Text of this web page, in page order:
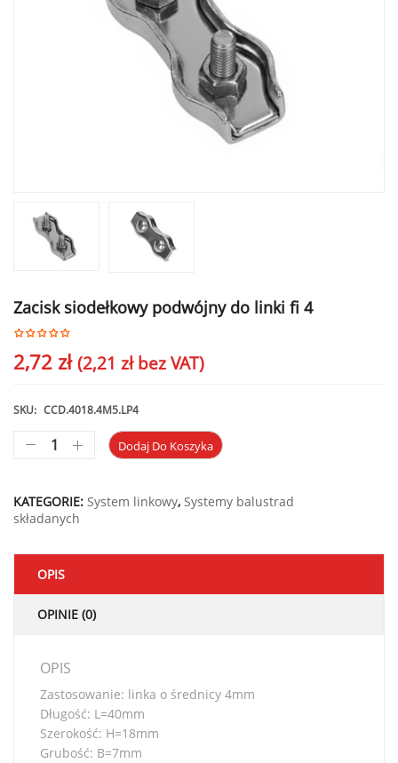
Zacisk siodełkowy podwójny do linki fi 4
2,72 zł (2,21 złbez VAT)
SKU: CCD.4018.4M5.LP4
Dodaj Do Koszyka
KATEGORIE: System linkowy, Systemy balustrad
składanych
OPIS
OPINIE (0)
OPIS
Zastosowanie: linka o średnicy 4mm
Długość: L=40mm
Szerokość: H=18mm
Grubość: B=7mm